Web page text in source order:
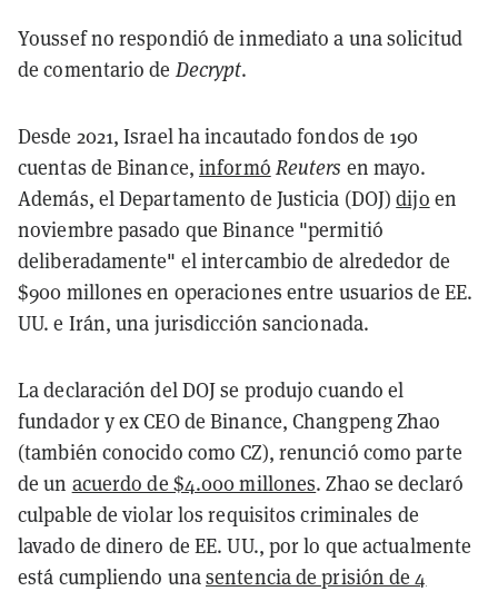
Youssef no respondió de inmediato a una solicitud
de comentario de Decrypt.
Desde 2021, Israel ha incautado fondos de 190
cuentas de Binance,informó Reuters en mayo.
Además, el Departamento de Justicia (DOJ)dijo en
noviembre pasado que Binance "permitió
deliberadamente" el intercambio de alrededor de
$900 millones en operaciones entre usuarios de EE.
UU. e Irán, una jurisdicción sancionada.
La declaración del DOJ se produjo cuando el
fundador y ex CEO de Binance, Changpeng Zhao
(también conocido como CZ), renunció como parte
de un acuerdo de $4.000 millones. Zhao se declaró
culpable de violar los requisitos criminales de
lavado de dinero de EE. UU., por lo que actualmente
está cumpliendo unasentencia de prisión de 4